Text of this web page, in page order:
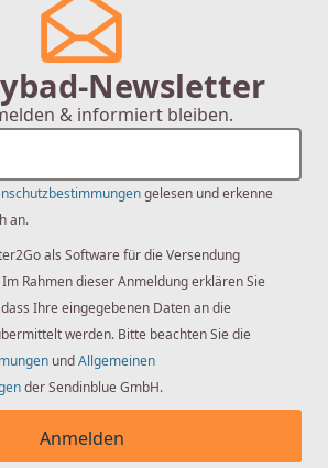
Newsletter
& informiert bleiben.
gelesen und erkenne
an.
als Software für die Versendung
Rahmen dieser Anmeldung erklären Sie
Ihre eingegebenen Daten an die
werden. Bitte beachten Sie die
undAllgemeinen
der Sendinblue GmbH.
Anmelden